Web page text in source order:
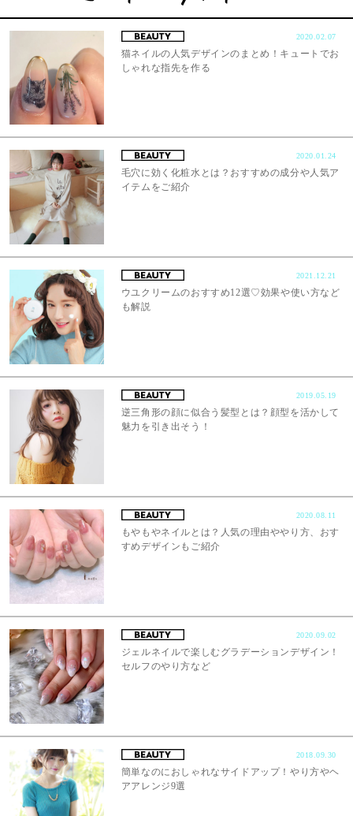
2020.02.07
猫ネイルの人気デザインのまとめ！キュートでお
しゃれな指先を作る
2020.01.24
毛穴に効く化粧水とは？おすすめの成分や人気ア
イテムをご紹介
2021.12.21
ウユクリームのおすすめ12選♡効果や使い方など
も解説
2019.05.19
逆三角形の顔に似合う髪型とは？顔型を活かして
魅力を引き出そう！
2020.08.11
もやもやネイルとは？人気の理由ややり方、おす
すめデザインもご紹介
2020.09.02
ジェルネイルで楽しむグラデーションデザイン！
セルフのやり方など
2018.09.30
簡単なのにおしゃれなサイドアップ！やり方やヘ
アアレンジ9選